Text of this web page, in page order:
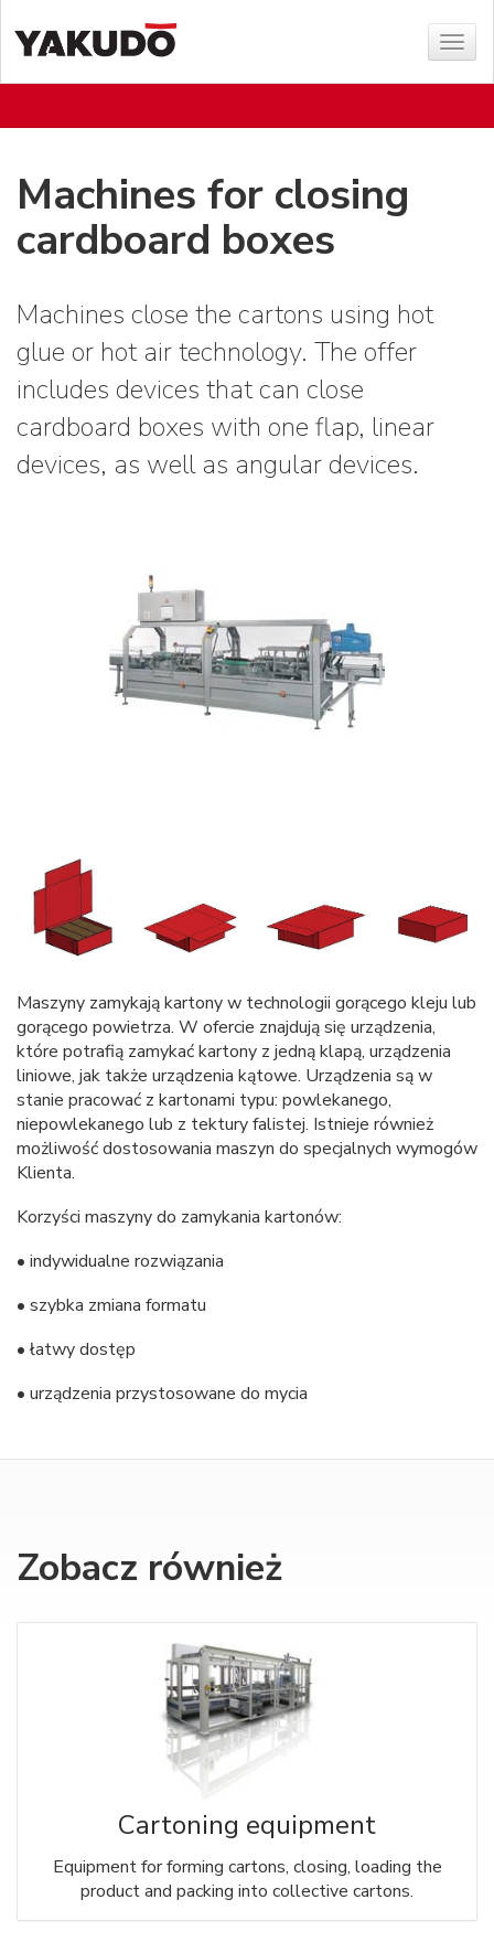
Show
menu
Machines for closing
cardboard boxes
Machines close the cartons using hot
glue or hot air technology. The offer
includes devices that can close
cardboard boxes with one flap, linear
devices, as well as angular devices.
Maszyny zamykają kartony w technologii gorącego kleju lub
gorącego powietrza. W ofercie znajdują się urządzenia,
które potrafią zamykać kartony z jedną klapą, urządzenia
liniowe, jak także urządzenia kątowe. Urządzenia są w
stanie pracować z kartonami typu: powlekanego,
niepowlekanego lub z tektury falistej. Istnieje również
możliwość dostosowania maszyn do specjalnych wymogów
Klienta.
Korzyści maszyny do zamykania kartonów:
• indywidualne rozwiązania
• szybka zmiana formatu
• łatwy dostęp
• urządzenia przystosowane do mycia
Zobacz również
Cartoning equipment
Equipment for forming cartons, closing, loading the
product and packing into collective cartons.